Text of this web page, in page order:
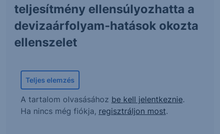
teljesítmény ellensúlyozhatta a
devizaárfolyam-hatások okozta
ellenszelet
Teljes elemzés
A tartalom olvasásához be kell jelentkeznie.
Ha nincs még fiókja, regisztráljon most.